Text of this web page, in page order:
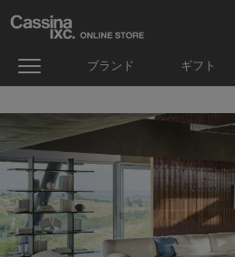
ブランド ギフト